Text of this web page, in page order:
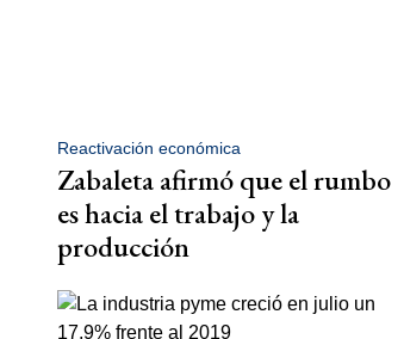
Reactivación económica
Zabaleta afirmó que el rumbo
es hacia el trabajo y la
producción